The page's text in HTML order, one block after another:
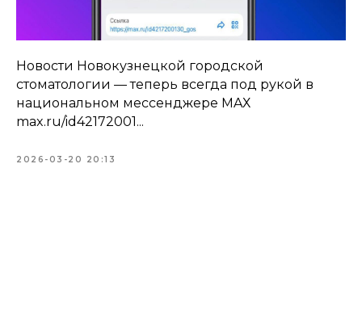
Новости Новокузнецкой городской
стоматологии — теперь всегда под рукой в
национальном мессенджере MAХ
max.ru/id42172001...
2026-03-20 20:13